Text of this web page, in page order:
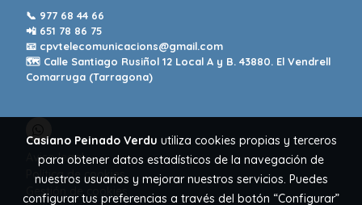
📞 977 68 44 66
📲 651 78 86 75
📧 cpvtelecomunicacions@gmail.com
🗺️ Calle Santiago Rusiñol 12 Local A y B. 43880. El Vendrell
Comarruga (Tarragona)
Aviso legal
Política de cookies
Gestión de cookies
Casiano Peinado Verdu utiliza cookies propias y terceros
para obtener datos estadísticos de la navegación de
nuestros usuarios y mejorar nuestros servicios. Puedes
configurar tus preferencias a través del botón “Configurar”